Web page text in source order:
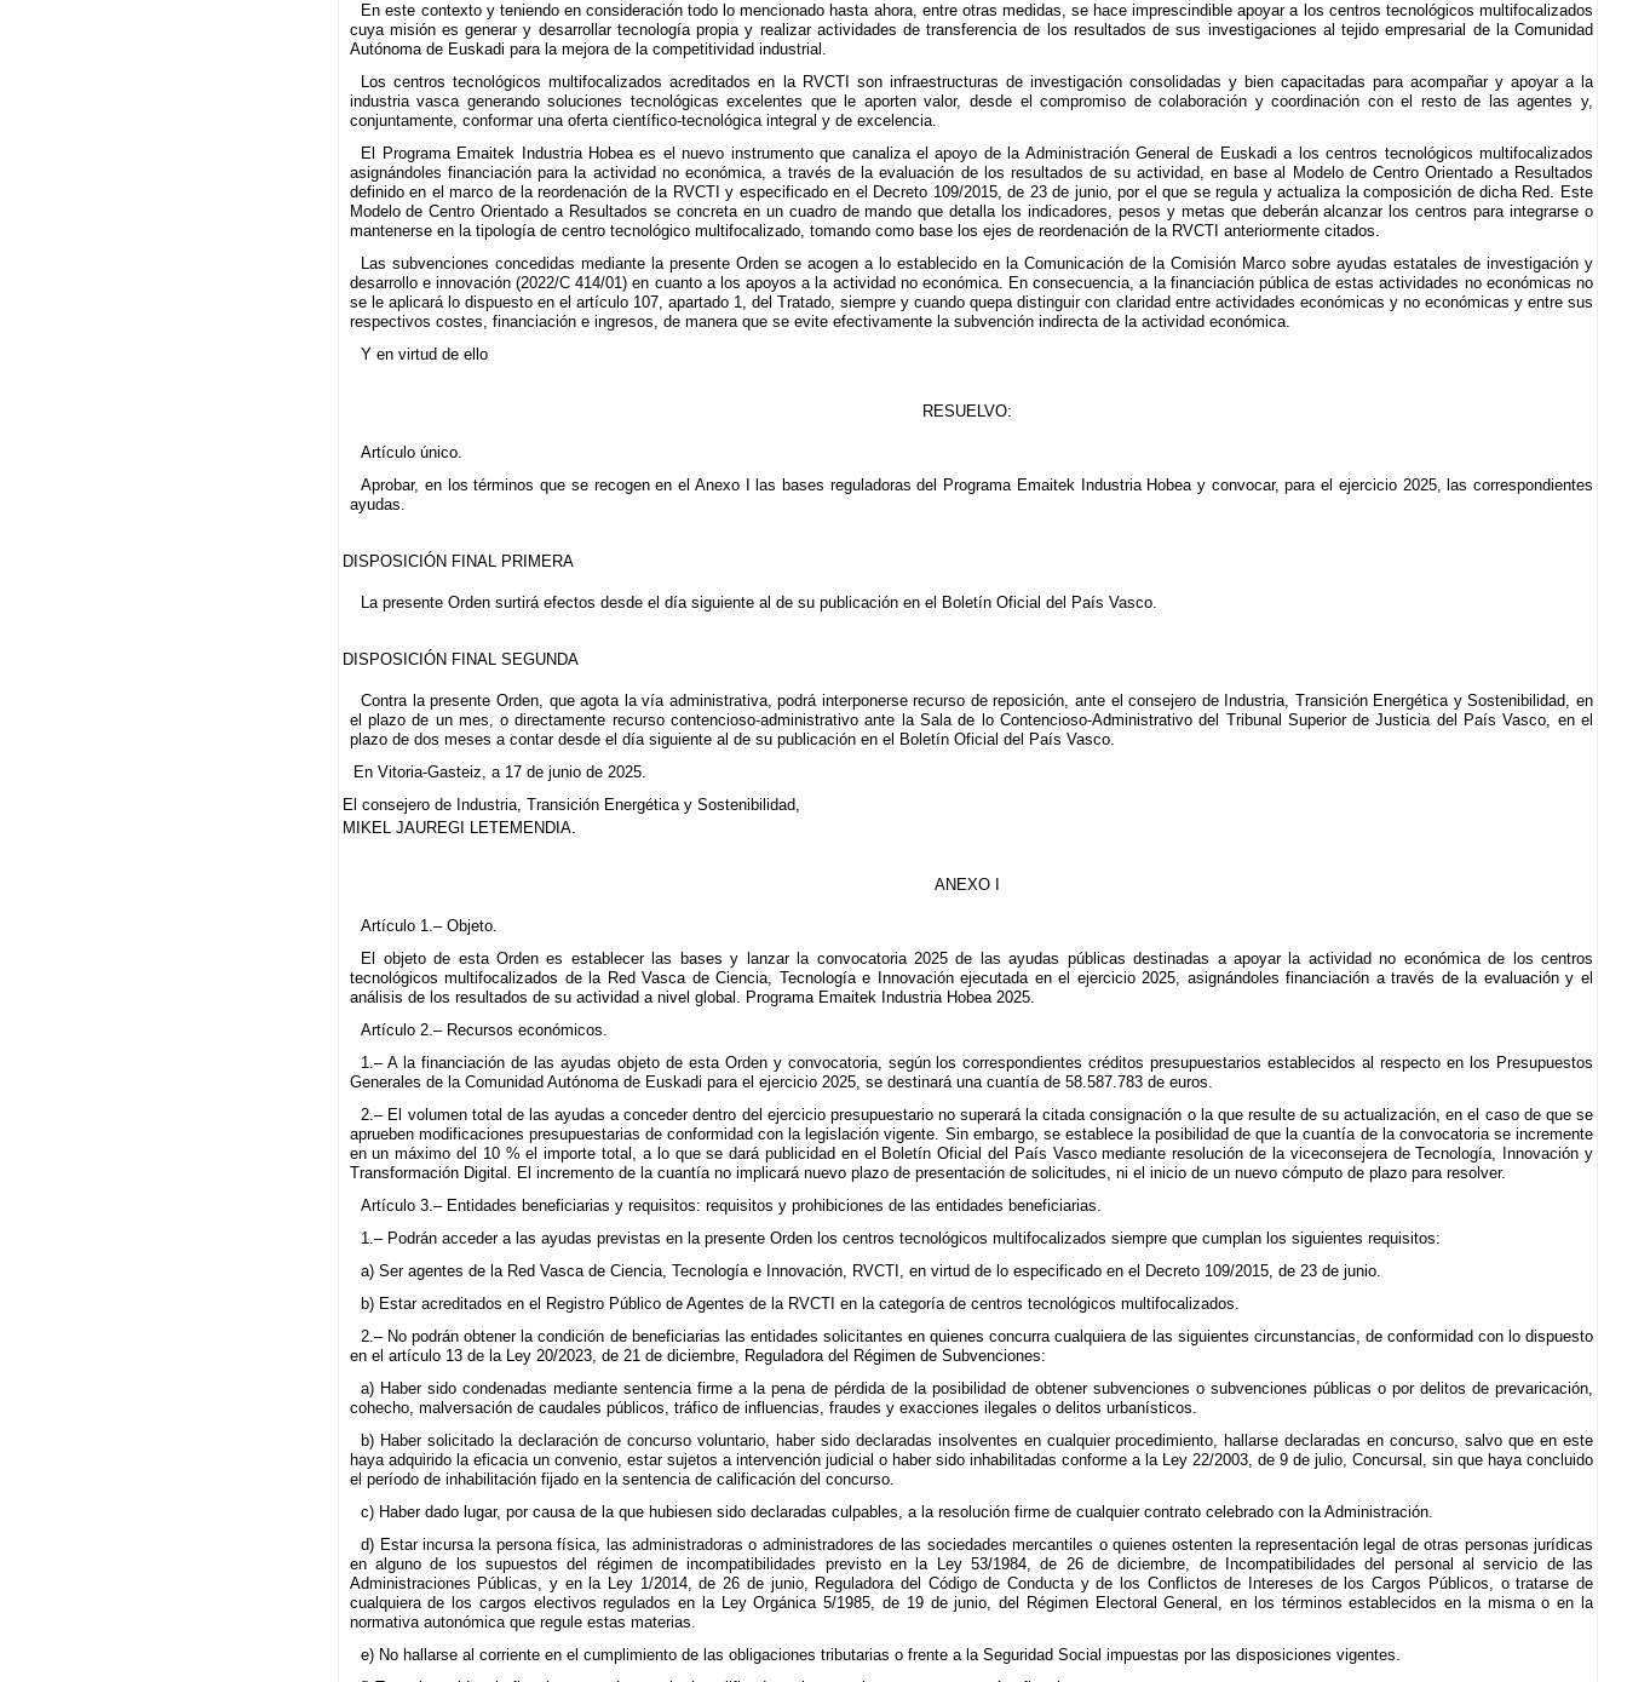
En este contexto y teniendo en consideración todo lo mencionado hasta ahora, entre otras medidas, se hace imprescindible apoyar a los centros tecnológicos multifocalizados
cuya misión es generar y desarrollar tecnología propia y realizar actividades de transferencia de los resultados de sus investigaciones al tejido empresarial de la Comunidad
Autónoma de Euskadi para la mejora de la competitividad industrial.
Los centros tecnológicos multifocalizados acreditados en la RVCTI son infraestructuras de investigación consolidadas y bien capacitadas para acompañar y apoyar a la
industria vasca generando soluciones tecnológicas excelentes que le aporten valor, desde el compromiso de colaboración y coordinación con el resto de las agentes y,
conjuntamente, conformar una oferta científico-tecnológica integral y de excelencia.
El Programa Emaitek Industria Hobea es el nuevo instrumento que canaliza el apoyo de la Administración General de Euskadi a los centros tecnológicos multifocalizados
asignándoles financiación para la actividad no económica, a través de la evaluación de los resultados de su actividad, en base al Modelo de Centro Orientado a Resultados
definido en el marco de la reordenación de la RVCTI y especificado en el Decreto 109/2015, de 23 de junio, por el que se regula y actualiza la composición de dicha Red. Este
Modelo de Centro Orientado a Resultados se concreta en un cuadro de mando que detalla los indicadores, pesos y metas que deberán alcanzar los centros para integrarse o
mantenerse en la tipología de centro tecnológico multifocalizado, tomando como base los ejes de reordenación de la RVCTI anteriormente citados.
Las subvenciones concedidas mediante la presente Orden se acogen a lo establecido en la Comunicación de la Comisión Marco sobre ayudas estatales de investigación y
desarrollo e innovación (2022/C 414/01) en cuanto a los apoyos a la actividad no económica. En consecuencia, a la financiación pública de estas actividades no económicas no
se le aplicará lo dispuesto en el artículo 107, apartado 1, del Tratado, siempre y cuando quepa distinguir con claridad entre actividades económicas y no económicas y entre sus
respectivos costes, financiación e ingresos, de manera que se evite efectivamente la subvención indirecta de la actividad económica.
Y en virtud de ello
RESUELVO:
Artículo único.
Aprobar, en los términos que se recogen en el Anexo I las bases reguladoras del Programa Emaitek Industria Hobea y convocar, para el ejercicio 2025, las correspondientes
ayudas.
DISPOSICIÓN FINAL PRIMERA
La presente Orden surtirá efectos desde el día siguiente al de su publicación en el Boletín Oficial del País Vasco.
DISPOSICIÓN FINAL SEGUNDA
Contra la presente Orden, que agota la vía administrativa, podrá interponerse recurso de reposición, ante el consejero de Industria, Transición Energética y Sostenibilidad, en
el plazo de un mes, o directamente recurso contencioso-administrativo ante la Sala de lo Contencioso-Administrativo del Tribunal Superior de Justicia del País Vasco, en el
plazo de dos meses a contar desde el día siguiente al de su publicación en el Boletín Oficial del País Vasco.
En Vitoria-Gasteiz, a 17 de junio de 2025.
El consejero de Industria, Transición Energética y Sostenibilidad,
MIKEL JAUREGI LETEMENDIA.
ANEXO I
Artículo 1.– Objeto.
El objeto de esta Orden es establecer las bases y lanzar la convocatoria 2025 de las ayudas públicas destinadas a apoyar la actividad no económica de los centros
tecnológicos multifocalizados de la Red Vasca de Ciencia, Tecnología e Innovación ejecutada en el ejercicio 2025, asignándoles financiación a través de la evaluación y el
análisis de los resultados de su actividad a nivel global. Programa Emaitek Industria Hobea 2025.
Artículo 2.– Recursos económicos.
1.– A la financiación de las ayudas objeto de esta Orden y convocatoria, según los correspondientes créditos presupuestarios establecidos al respecto en los Presupuestos
Generales de la Comunidad Autónoma de Euskadi para el ejercicio 2025, se destinará una cuantía de 58.587.783 de euros.
2.– El volumen total de las ayudas a conceder dentro del ejercicio presupuestario no superará la citada consignación o la que resulte de su actualización, en el caso de que se
aprueben modificaciones presupuestarias de conformidad con la legislación vigente. Sin embargo, se establece la posibilidad de que la cuantía de la convocatoria se incremente
en un máximo del 10 % el importe total, a lo que se dará publicidad en el Boletín Oficial del País Vasco mediante resolución de la viceconsejera de Tecnología, Innovación y
Transformación Digital. El incremento de la cuantía no implicará nuevo plazo de presentación de solicitudes, ni el inicio de un nuevo cómputo de plazo para resolver.
Artículo 3.– Entidades beneficiarias y requisitos: requisitos y prohibiciones de las entidades beneficiarias.
1.– Podrán acceder a las ayudas previstas en la presente Orden los centros tecnológicos multifocalizados siempre que cumplan los siguientes requisitos:
a) Ser agentes de la Red Vasca de Ciencia, Tecnología e Innovación, RVCTI, en virtud de lo especificado en el Decreto 109/2015, de 23 de junio.
b) Estar acreditados en el Registro Público de Agentes de la RVCTI en la categoría de centros tecnológicos multifocalizados.
2.– No podrán obtener la condición de beneficiarias las entidades solicitantes en quienes concurra cualquiera de las siguientes circunstancias, de conformidad con lo dispuesto
en el artículo 13 de la Ley 20/2023, de 21 de diciembre, Reguladora del Régimen de Subvenciones:
a) Haber sido condenadas mediante sentencia firme a la pena de pérdida de la posibilidad de obtener subvenciones o subvenciones públicas o por delitos de prevaricación,
cohecho, malversación de caudales públicos, tráfico de influencias, fraudes y exacciones ilegales o delitos urbanísticos.
b) Haber solicitado la declaración de concurso voluntario, haber sido declaradas insolventes en cualquier procedimiento, hallarse declaradas en concurso, salvo que en este
haya adquirido la eficacia un convenio, estar sujetos a intervención judicial o haber sido inhabilitadas conforme a la Ley 22/2003, de 9 de julio, Concursal, sin que haya concluido
el período de inhabilitación fijado en la sentencia de calificación del concurso.
c) Haber dado lugar, por causa de la que hubiesen sido declaradas culpables, a la resolución firme de cualquier contrato celebrado con la Administración.
d) Estar incursa la persona física, las administradoras o administradores de las sociedades mercantiles o quienes ostenten la representación legal de otras personas jurídicas
en alguno de los supuestos del régimen de incompatibilidades previsto en la Ley 53/1984, de 26 de diciembre, de Incompatibilidades del personal al servicio de las
Administraciones Públicas, y en la Ley 1/2014, de 26 de junio, Reguladora del Código de Conducta y de los Conflictos de Intereses de los Cargos Públicos, o tratarse de
cualquiera de los cargos electivos regulados en la Ley Orgánica 5/1985, de 19 de junio, del Régimen Electoral General, en los términos establecidos en la misma o en la
normativa autonómica que regule estas materias.
e) No hallarse al corriente en el cumplimiento de las obligaciones tributarias o frente a la Seguridad Social impuestas por las disposiciones vigentes.